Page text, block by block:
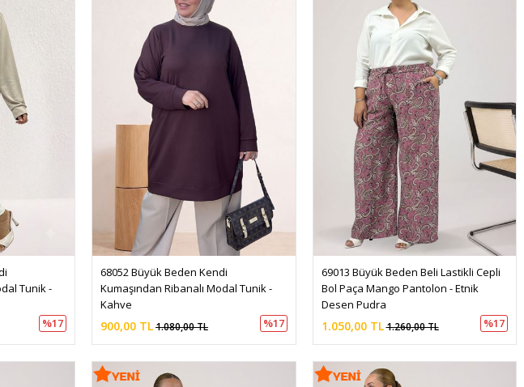
Tunik -
%17
68052 Büyük Beden Kendi
Kumaşından Ribanalı Modal Tunik -
Kahve
900,00 TL1.080,00 TL %17
69013 Büyük Beden Beli Lastikli Cepli
Bol Paça Mango Pantolon - Etnik
Desen Pudra
1.050,00 TL1.260,00 TL %17